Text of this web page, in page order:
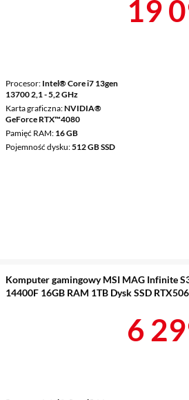
Procesor Intel® Core i7 13gen
13700 2,1 - 5,2 GHz
Karta graficzna NVIDIA®
GeForce RTX™4080
Pamięć RAM 16 GB
Pojemność dysku 512 GB SSD
19
Komputer gamingowy MSI MAG Infinite
14400F 16GB RAM 1TB Dysk SSD
6